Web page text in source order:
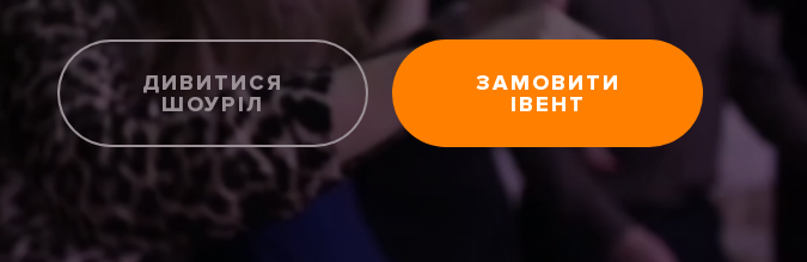
ДИВИТИСЯ
ШОУРІЛ
ЗАМОВИТИ
ІВЕНТ